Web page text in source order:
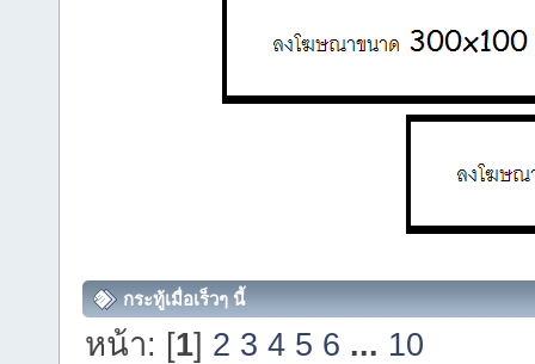
กระทู้เมื่อเร็วๆ นี้
หน้า: [1] 2 3 4 5 6 ... 10